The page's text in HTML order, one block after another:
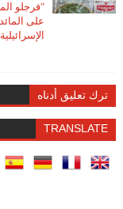
"فرجلو
على
الإسرائيلية
ترك تعليق أدناه
TRANSLATE